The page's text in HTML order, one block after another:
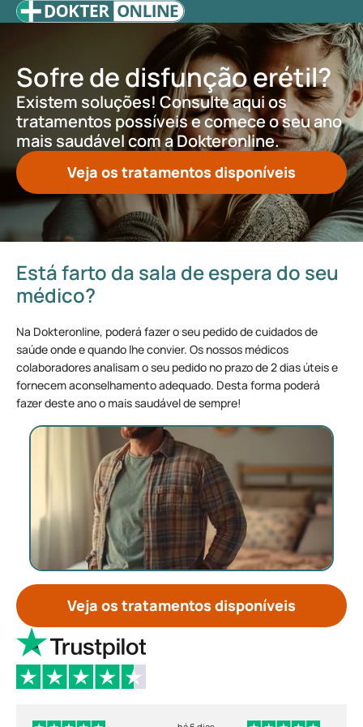
Sofre de disfunção erétil?
Existem soluções! Consulte aqui os
tratamentos possíveis e comece o seu ano
mais saudável com a Dokteronline.
Veja os tratamentos disponíveis
Está farto da sala de espera do seu
médico?
Na Dokteronline, poderá fazer o seu pedido de cuidados de
saúde onde e quando lhe convier. Os nossos médicos
colaboradores analisam o seu pedido no prazo de 2 dias úteis e
fornecem aconselhamento adequado. Desta forma poderá
fazer deste ano o mais saudável de sempre!
Veja os tratamentos disponíveis